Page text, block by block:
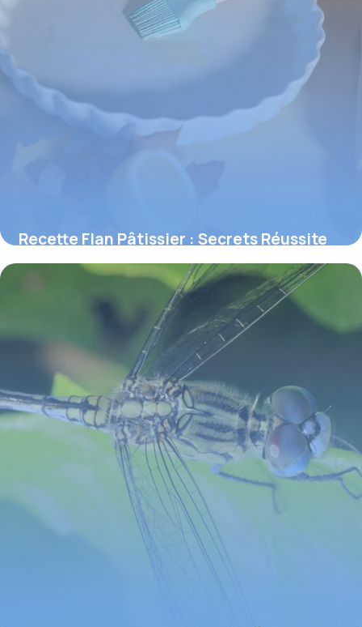
Recette Flan Pâtissier : Secrets Réussite
2026